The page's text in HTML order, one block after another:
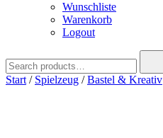
Wunschliste
Warenkorb
Logout
for:
Start / Spielzeug /Bastel & Kreativ